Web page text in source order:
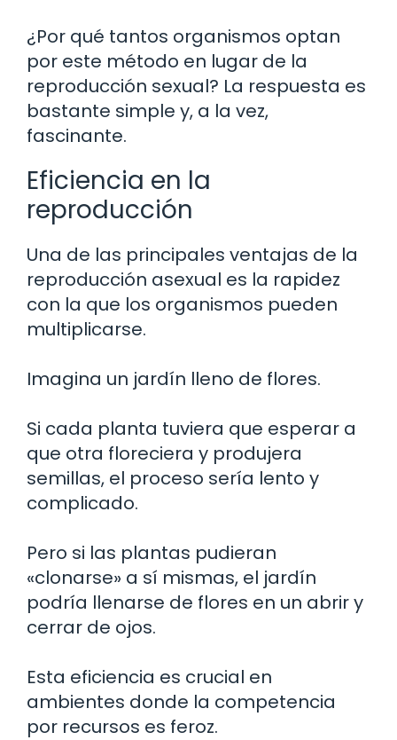
¿Por qué tantos organismos optan
por este método en lugar de la
reproducción sexual? La respuesta es
bastante simple y, a la vez,
fascinante.
Eficiencia en la
reproducción
Una de las principales ventajas de la
reproducción asexual es la rapidez
con la que los organismos pueden
multiplicarse.
Imagina un jardín lleno de flores.
Si cada planta tuviera que esperar a
que otra floreciera y produjera
semillas, el proceso sería lento y
complicado.
Pero si las plantas pudieran
«clonarse» a sí mismas, el jardín
podría llenarse de flores en un abrir y
cerrar de ojos.
Esta eficiencia es crucial en
ambientes donde la competencia
por recursos es feroz.